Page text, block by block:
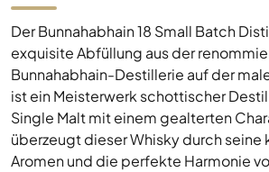
Der Bunnahabhain 18 Small Batch
exquisite Abfüllung aus der
Bunnahabhain-Destillerie auf der
ist ein Meisterwerk schottischer
Single Malt mit einem gealterten
überzeugt dieser Whisky durch seine
Aromen und die perfekte Harmonie